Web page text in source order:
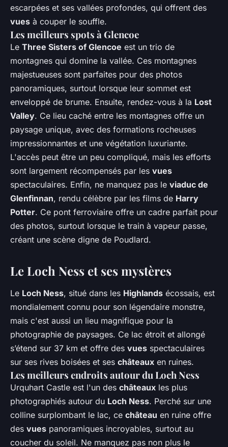
escarpées et ses vallées profondes, qui offrent des
vues à couper le souffle.
Les meilleurs spots à Glencoe
Le Three Sisters of Glencoe est un trio de
montagnes qui domine la vallée. Ces montagnes
majestueuses sont parfaites pour des photos
panoramiques, surtout lorsque leur sommet est
enveloppé de brume. Ensuite, rendez-vous à la Lost
Valley. Ce lieu caché entre les montagnes offre un
paysage unique, avec des formations rocheuses
impressionnantes et une végétation luxuriante.
L'accès peut être un peu compliqué, mais les efforts
sont largement récompensés par les vues
spectaculaires. Enfin, ne manquez pas le viaduc de
Glenfinnan, rendu célèbre par les films de Harry
Potter. Ce pont ferroviaire offre un cadre parfait pour
des photos, surtout lorsque le train à vapeur passe,
créant une scène digne de Poudlard.
Le Loch Ness et ses mystères
Le Loch Ness, situé dans les Highlands écossais, est
mondialement connu pour son légendaire monstre,
mais c'est aussi un lieu magnifique pour la
photographie de paysages. Ce lac étroit et allongé
s’étend sur 37 km et offre des vues spectaculaires
sur ses rives boisées et ses châteaux en ruines.
Les meilleurs endroits autour du Loch Ness
Urquhart Castle est l'un des châteaux les plus
photographiés autour du Loch Ness. Perché sur une
colline surplombant le lac, ce château en ruine offre
des vues panoramiques incroyables, surtout au
coucher du soleil. Ne manquez pas non plus le